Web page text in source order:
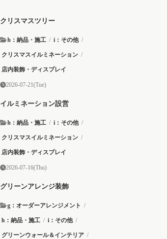
クリスマスツリー
h：納品・施工 / i：その他 /
クリスマスイルミネーション /
店内装飾・ディスプレイ
2026-07-21(Tue)
イルミネーション設営
h：納品・施工 / i：その他 /
クリスマスイルミネーション /
店内装飾・ディスプレイ
2026-07-16(Thu)
グリーンアレンジ装飾
g：オーダーアレンジメント /
h：納品・施工 / i：その他 /
グリーンウォール＆インテリア /